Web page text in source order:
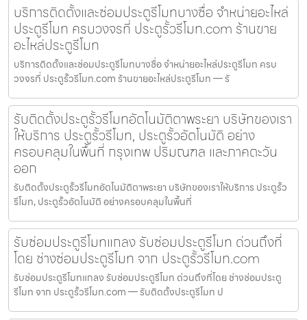
บริการติดตั้งและซ่อมประตูรีโมทบางซื่อ จำหน่ายอะไหล่
ประตูรีโมท ครบวงจรที่ ประตูรั้วรีโมท.com ร้านขาย
อะไหล่ประตูรีโมท
บริการติดตั้งและซ่อมประตูรีโมทบางซื่อ จำหน่ายอะไหล่ประตูรีโมท ครบ
วงจรที่ ประตูรั้วรีโมท.com ร้านขายอะไหล่ประตูรีโมท — รั
รับติดตั้งประตูรั้วรีโมทอัตโนมัติตาพระยา บริษัทของเรา
ให้บริการ ประตูรั้วรีโมท, ประตูรั้วอัตโนมัติ อย่าง
ครอบคลุมในพื้นที่ กรุงเทพ ปริมณฑล และภาคตะวัน
ออก
รับติดตั้งประตูรั้วรีโมทอัตโนมัติตาพระยา บริษัทของเราให้บริการ ประตูรั้ว
รีโมท, ประตูรั้วอัตโนมัติ อย่างครอบคลุมในพื้นที่
รับซ่อมประตูรีโมทแกลง รับซ่อมประตูรีโมท ด่วนถึงที่
โดย ช่างซ่อมประตูรีโมท จาก ประตูรั้วรีโมท.com
รับซ่อมประตูรีโมทแกลง รับซ่อมประตูรีโมท ด่วนถึงที่โดย ช่างซ่อมประตู
รีโมท จาก ประตูรั้วรีโมท.com — รับติดตั้งประตูรีโมท ป